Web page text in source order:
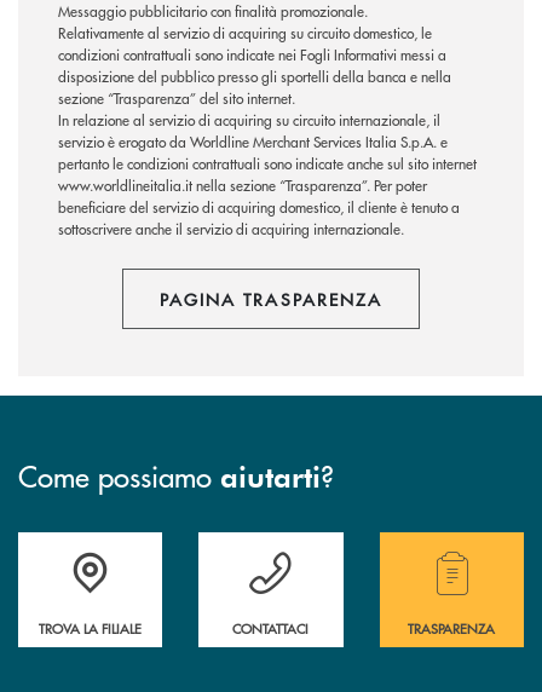
Messaggio pubblicitario con finalità promozionale.
Relativamente al servizio di acquiring su circuito domestico, le
condizioni contrattuali sono indicate nei Fogli Informativi messi a
disposizione del pubblico presso gli sportelli della banca e nella
sezione “Trasparenza” del sito internet.
In relazione al servizio di acquiring su circuito internazionale, il
servizio è erogato da Worldline Merchant Services Italia S.p.A. e
pertanto le condizioni contrattuali sono indicate anche sul sito internet
www.worldlineitalia.it nella sezione “Trasparenza”. Per poter
beneficiare del servizio di acquiring domestico, il cliente è tenuto a
sottoscrivere anche il servizio di acquiring internazionale.
PAGINA TRASPARENZA
Come possiamo aiutarti?
Accedi all' elenco completo delle filiali .
TROVA LA FILIALE
Hai bisogno di assistenza immediata?
CONTATTACI
Hai bisogno di
TRASPARENZA